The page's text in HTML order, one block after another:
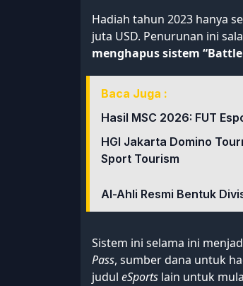
Hadiah tahun 2023 hanya
juta USD. Penurunan ini
menghapus sistem “Battle
Baca Juga :
Hasil MSC 2026: FUT
HGI Jakarta Domino
Sport Tourism
Al-Ahli Resmi Bentuk
Sistem ini selama ini
Pass, sumber dana untuk
judul eSports lain untuk